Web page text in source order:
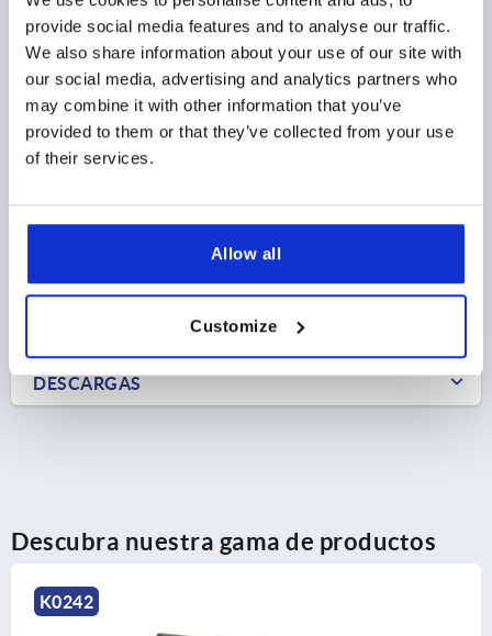
provide social media features and to analyse our traffic.
We also share information about your use of our site with
our social media, advertising and analytics partners who
may combine it with other information that you’ve
provided to them or that they’ve collected from your use
of their services.
Allow all
Customize
ALTURA=57 LONGITUD=110 A=10 A1=94
B1=40,3
H1=18,65
S=2 T=26
Referencia:K1306.11057
$10.44
más IVA
DETALLES DEL PRODUCTO
DESCARGAS
Descubra nuestra gama de productos